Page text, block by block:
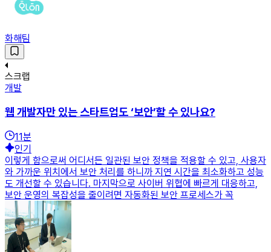
화해팀
스크랩
개발
웹 개발자만 있는 스타트업도 ‘보안’할 수 있나요?
11분
인기
이렇게 함으로써 어디서든 일관된 보안 정책을 적용할 수 있고, 사용자
와 가까운 위치에서 보안 처리를 하니까 지연 시간을 최소화하고 성능
도 개선할 수 있습니다. 마지막으로 사이버 위협에 빠르게 대응하고,
보안 운영의 복잡성을 줄이려면 자동화된 보안 프로세스가 꼭